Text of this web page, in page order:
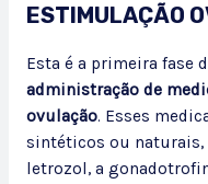
ESTIMULAÇÃO
Esta é a primeira fase
administração de
ovulação. Esses
sintéticos ou
letrozol, a